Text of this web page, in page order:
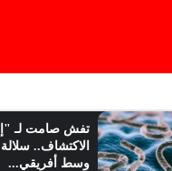
تفش صامت لـ
الاكتشاف.. سلالة
وسط أفريقي...